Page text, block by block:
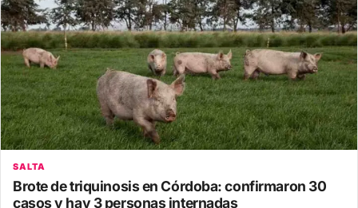
SALTA
Brote de triquinosis en Córdoba: confirmaron 30
casos y hay 3 personas internadas